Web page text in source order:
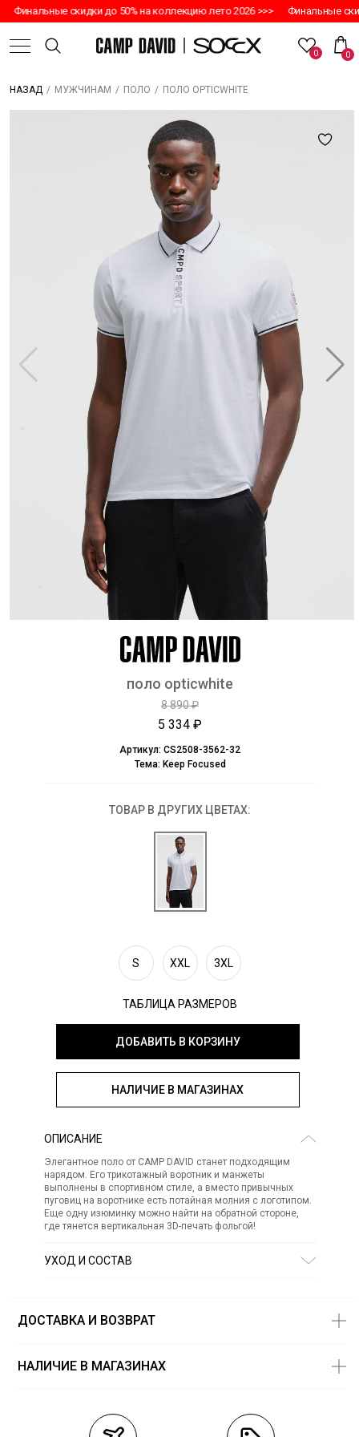
Финальные скидки до 50% на коллекцию лето 2026 >>> Финальные
0 0
НАЗАД / МУЖЧИНАМ / ПОЛО / ПОЛО OPTICWHITE
поло opticwhite
8 890 ₽
5 334 ₽
Артикул: CS2508-3562-32
Тема: Keep Focused
ТОВАР В ДРУГИХ ЦВЕТАХ:
S XXL 3XL
ТАБЛИЦА РАЗМЕРОВ
ДОБАВИТЬ В КОРЗИНУ
НАЛИЧИЕ В МАГАЗИНАХ
ОПИСАНИЕ
Элегантное поло от CAMP DAVID станет подходящим
нарядом. Его трикотажный воротник и манжеты
выполнены в спортивном стиле, а вместо привычных
пуговиц на воротнике есть потайная молния с логотипом.
Еще одну изюминку можно найти на обратной стороне,
где тянется вертикальная 3D-печать фольгой!
УХОД И СОСТАВ
ХИМИЧЕСКАЯ ЧИСТКА:
СУШКА:не сушить в стиральной машине
ДОСТАВКА И ВОЗВРАТ
НАЛИЧИЕ В МАГАЗИНАХ